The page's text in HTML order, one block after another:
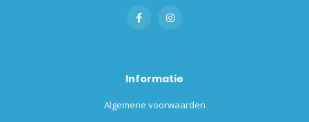
Informatie
Algemene voorwaarden